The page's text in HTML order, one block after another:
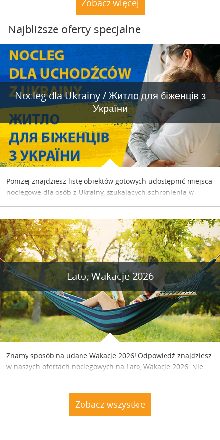
Zobacz więcej
Najbliższe oferty specjalne
Nocleg dla Ukrainy / Житло для бiженцiв з
України
Poniżej znajdziesz listę obiektów gotowych udostępnić miejsca
noclegowe dla osób z Ukrainy, szukających schronienia w
Lato, Wakacje 2026
Znamy sposób na udane Wakacje 2026! Odpowiedź znajdziesz
w naszych ofertach noclegowych na Lato, Wakacje 2026. Nie
Zobacz wszystkie